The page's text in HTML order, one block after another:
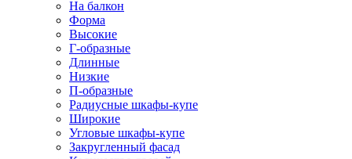
На балкон
Форма
Высокие
Г-образные
Длинные
Низкие
П-образные
Радиусные шкафы-купе
Широкие
Угловые шкафы-купе
Закругленный фасад